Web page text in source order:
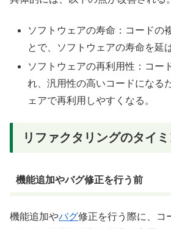
ソフトウェアの寿命：コードの
とで、ソフトウェアの寿命を延
ソフトウェアの再利用性：コー
れ、汎用性の高いコードになる
ェアで再利用しやすくなる。
リファクタリングのタイ
機能追加やバグ修正を行う前
機能追加やバグ修正を行う際に、コ